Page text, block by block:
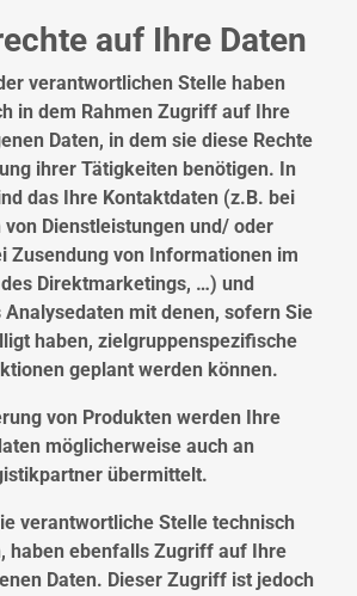
auf Ihre Daten
verantwortlichen Stelle haben
in dem Rahmen Zugriff auf Ihre
Daten, in dem sie diese Rechte
ihrer Tätigkeiten benötigen. In
das Ihre Kontaktdaten (z.B. bei
von Dienstleistungen und/ oder
Zusendung von Informationen im
des Direktmarketings, …) und
mit denen, sofern Sie
haben, zielgruppenspezifische
geplant werden können.
von Produkten werden Ihre
möglicherweise auch an
übermittelt.
verantwortliche Stelle technisch
haben ebenfalls Zugriff auf Ihre
Daten. Dieser Zugriff ist jedoch